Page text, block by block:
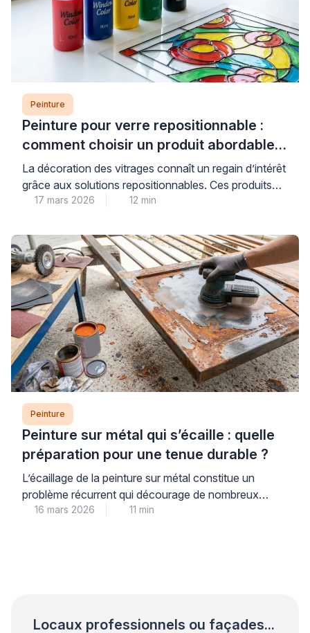
Peinture
Peinture pour verre repositionnable :
comment choisir un produit abordable
et de qualité
La décoration des vitrages connaît un regain d’intérêt
grâce aux solutions repositionnables. Ces produits
permettent de personnaliser fenêtres et miroirs sans
recherchent des alternatives économiques aux
vitraux traditionnels. Les peintures pour verre offrent
cette flexibilité tout en préservant la luminosité
naturelle. Cependant, le choix du bon produit
nécessite une compréhension des […]
17 mars 2026 12 min
Peinture
Peinture sur métal qui s’écaille : quelle
préparation pour une tenue durable ?
L’écaillage de la peinture sur métal constitue un
problème récurrent qui décourage de nombreux
propriétaires. Ce phénomène trouve son origine dans
16 mars 2026 11 min
Locaux professionnels ou façades...